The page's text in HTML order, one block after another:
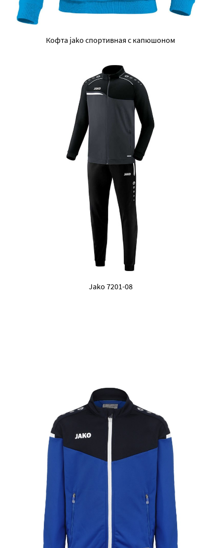
Кофта jako спортивная с капюшоном
Jako 7201-08